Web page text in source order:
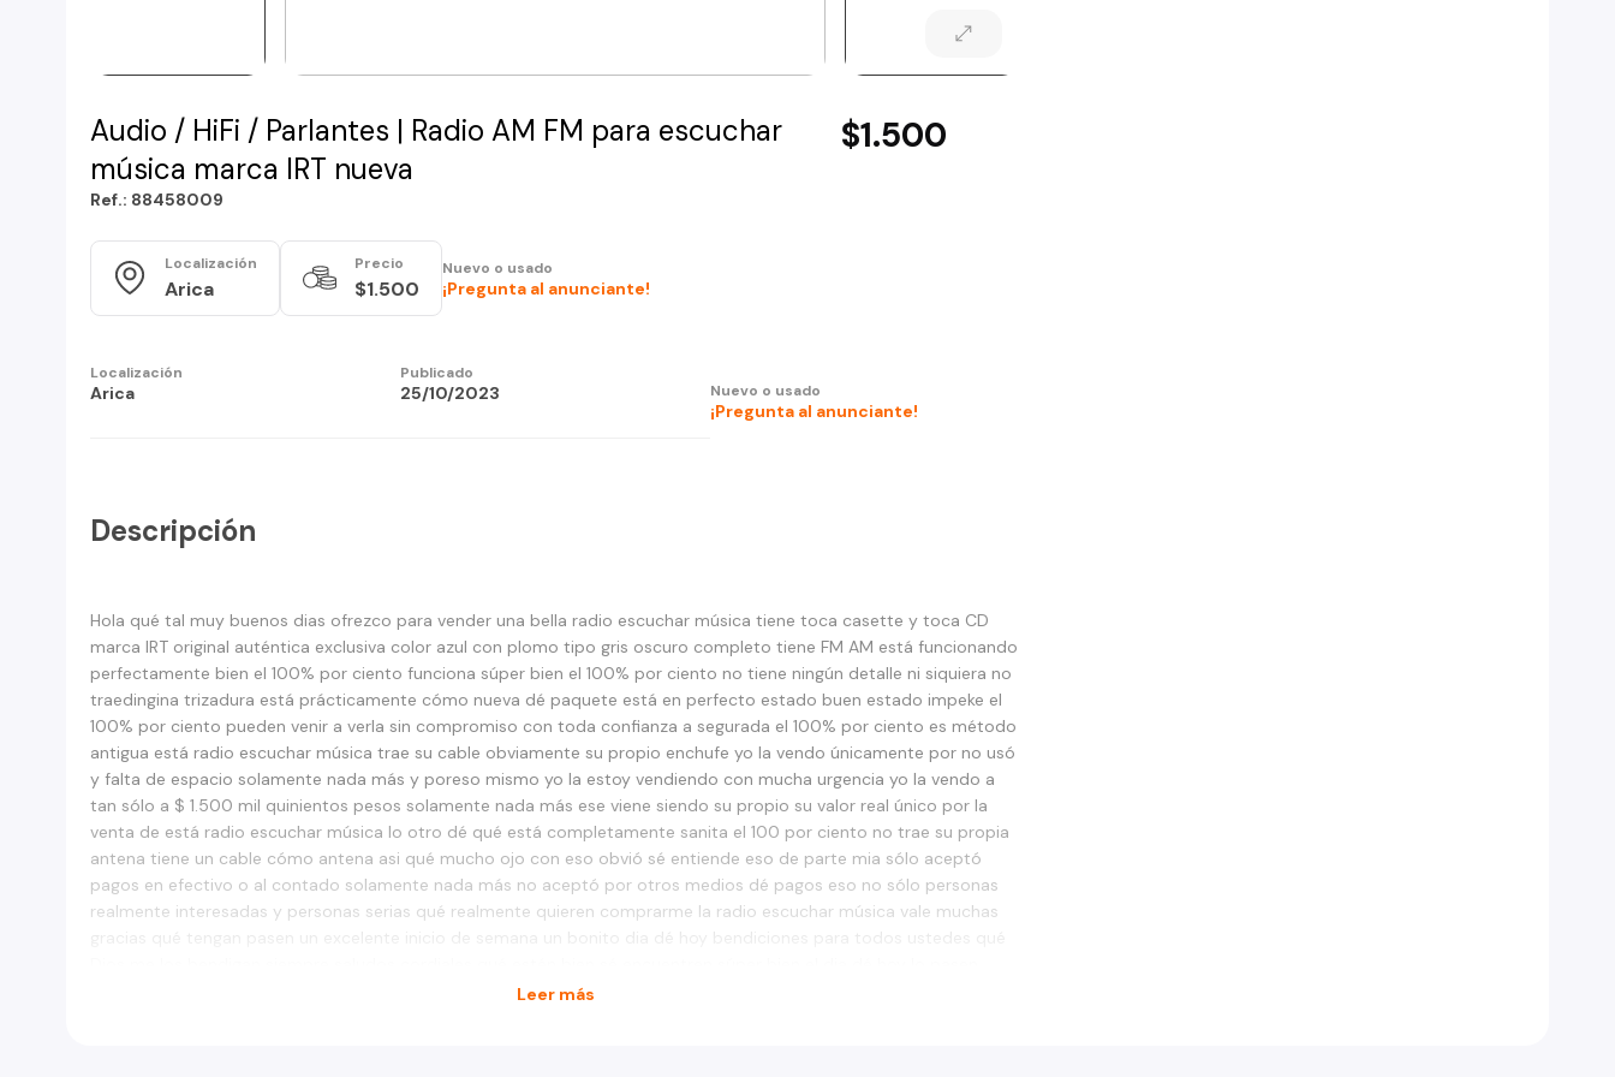
Audio / HiFi / Parlantes | Radio AM FM para escuchar
música marca IRT nueva
$1.500
Ref.: 88458009
Localización
Arica
Precio
$1.500
Nuevo o usado
¡Pregunta al anunciante!
Localización
Arica
Publicado
25/10/2023 Nuevo o usado
¡Pregunta al anunciante!
Descripción
Hola qué tal muy buenos dias ofrezco para vender una bella radio escuchar música tiene toca casette y toca CD
marca IRT original auténtica exclusiva color azul con plomo tipo gris oscuro completo tiene FM AM está funcionando
perfectamente bien el 100% por ciento funciona súper bien el 100% por ciento no tiene ningún detalle ni siquiera no
traedingina trizadura está prácticamente cómo nueva dé paquete está en perfecto estado buen estado impeke el
100% por ciento pueden venir a verla sin compromiso con toda confianza a segurada el 100% por ciento es método
antigua está radio escuchar música trae su cable obviamente su propio enchufe yo la vendo únicamente por no usó
y falta de espacio solamente nada más y poreso mismo yo la estoy vendiendo con mucha urgencia yo la vendo a
tan sólo a $ 1.500 mil quinientos pesos solamente nada más ese viene siendo su propio su valor real único por la
venta de está radio escuchar música lo otro dé qué está completamente sanita el 100 por ciento no trae su propia
antena tiene un cable cómo antena asi qué mucho ojo con eso obvió sé entiende eso de parte mia sólo aceptó
pagos en efectivo o al contado solamente nada más no aceptó por otros medios dé pagos eso no sólo personas
realmente interesadas y personas serias qué realmente quieren comprarme la radio escuchar música vale muchas
bonito dia dé hoy buen dia feliz dia dé hoy bendecido dia dé hoy bendecido dia dé hoy miércoles 25 de octubre del
Leer más